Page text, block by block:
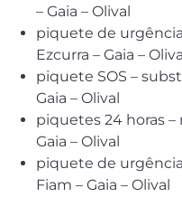
– Gaia – Olival
piquete de
Ezcurra – Gaia – Olival
piquete SOS –
Gaia – Olival
piquetes 24 horas
Gaia – Olival
piquete de
Fiam – Gaia – Olival